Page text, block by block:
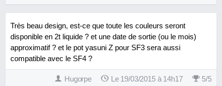
Très beau design, est-ce que toute les couleurs seront
disponible en 2t liquide ? et une date de sortie (ou le mois)
approximatif ? et le pot yasuni Z pour SF3 sera aussi
compatible avec le SF4 ?
Hugorpe Le 19/03/2015 à 14h17 5/5